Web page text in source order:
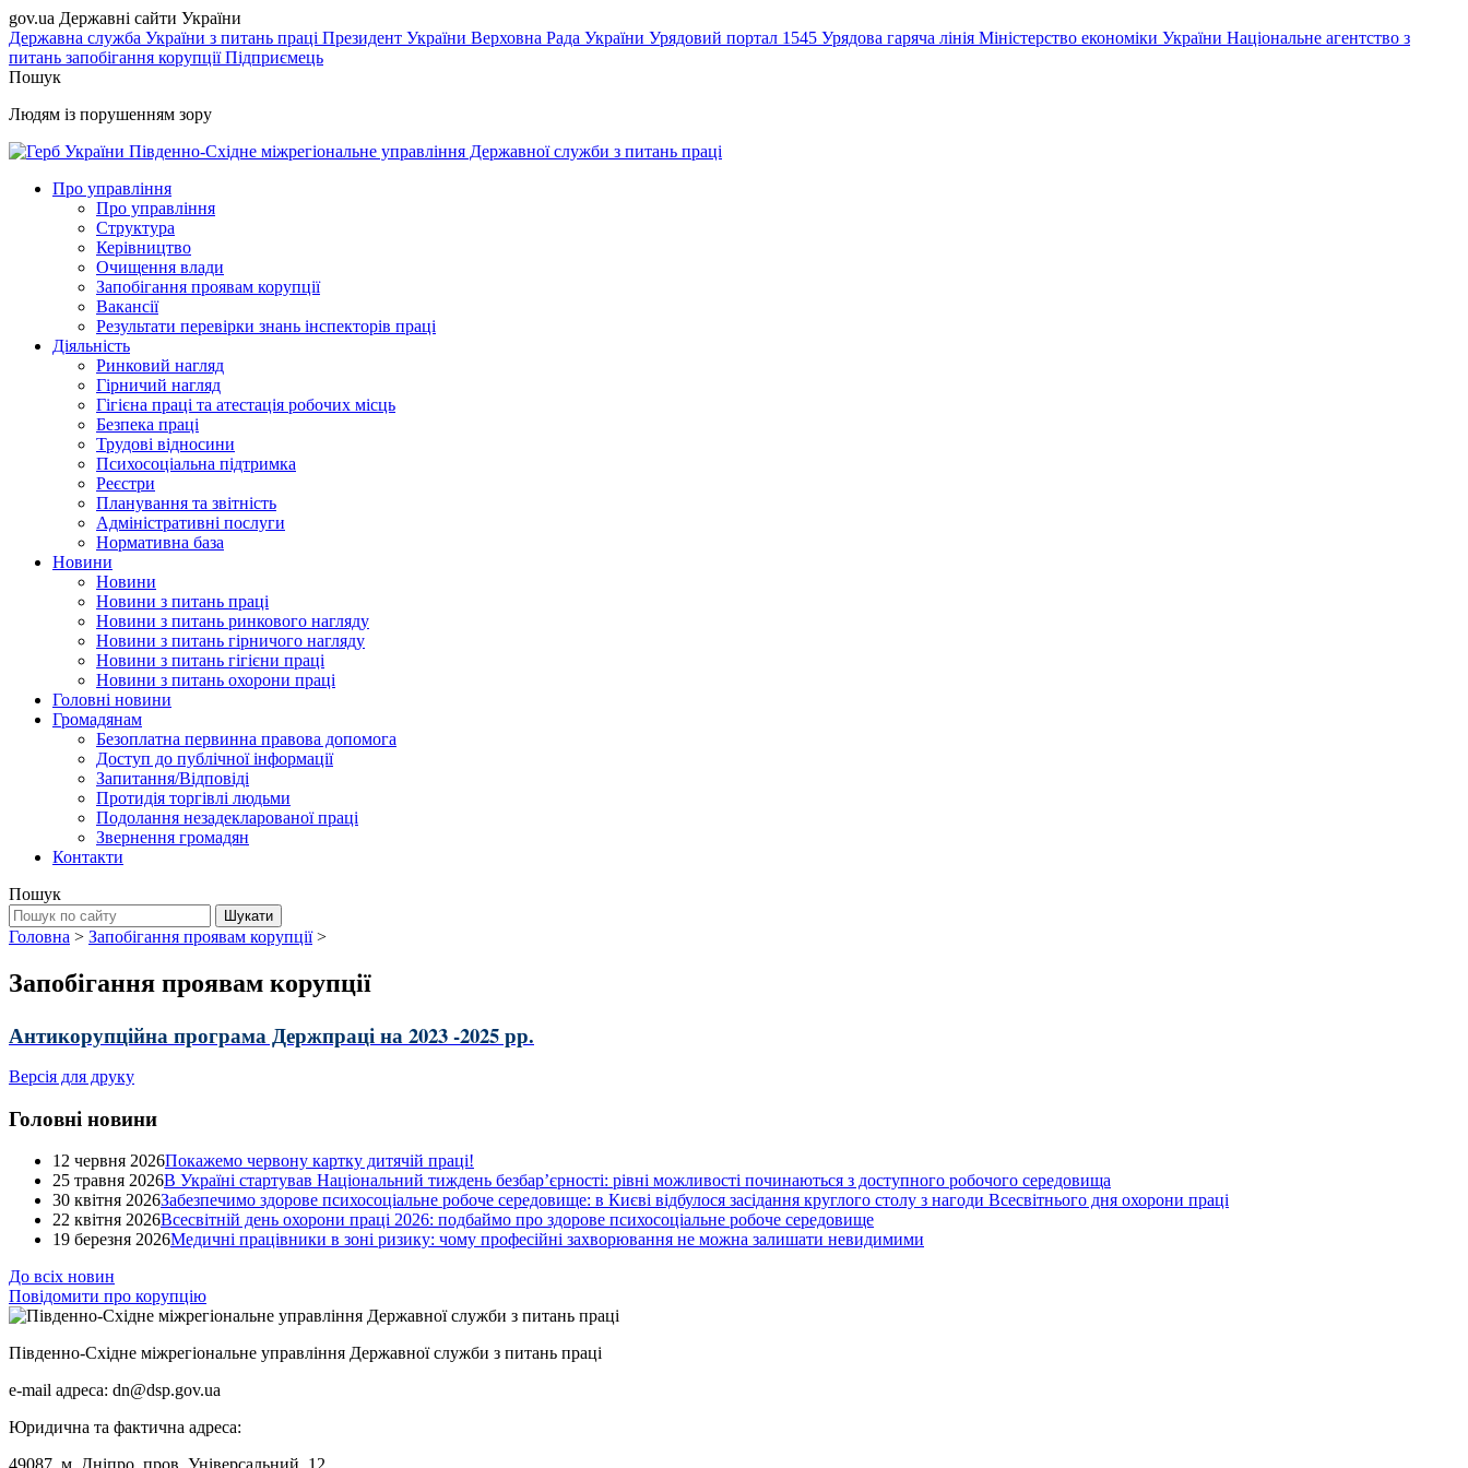
gov.ua Державні сайти України
Державна служба України з питань праці Президент України Верховна Рада України Урядовий портал 1545 Урядова гаряча лінія Міністерство економіки України Національне агентство з
питань запобігання корупціїПідприємець
Пошук
Людям із порушенням зору
Південно-Східне міжрегіональне управління Державної служби з питань праці
Про управління
Про управління
Структура
Керівництво
Очищення влади
Запобігання проявам корупції
Вакансії
Результати перевірки знань інспекторів праці
Діяльність
Ринковий нагляд
Гірничий нагляд
Гігієна праці та атестація робочих місць
Безпека праці
Трудові відносини
Психосоціальна підтримка
Реєстри
Планування та звітність
Адміністративні послуги
Нормативна база
Новини
Новини
Новини з питань праці
Новини з питань ринкового нагляду
Новини з питань гірничого нагляду
Новини з питань гігієни праці
Новини з питань охорони праці
Головні новини
Громадянам
Безоплатна первинна правова допомога
Доступ до публічної інформації
Запитання/Відповіді
Протидія торгівлі людьми
Подолання незадекларованої праці
Звернення громадян
Контакти
Пошук
Головна > Запобігання проявам корупції>
Запобігання проявам корупції
Антикорупційна програма Держпраці на 2023 -2025 рр.
Версія для друку
Головні новини
12 червня 2026Покажемо червону картку дитячій праці!
25 травня 2026В Україні стартував Національний тиждень безбар’єрності: рівні можливості починаються з доступного робочого середовища
30 квітня 2026Забезпечимо здорове психосоціальне робоче середовище: в Києві відбулося засідання круглого столу з нагоди Всесвітнього дня охорони праці
22 квітня 2026Всесвітній день охорони праці 2026: подбаймо про здорове психосоціальне робоче середовище
19 березня 2026Медичні працівники в зоні ризику: чому професійні захворювання не можна залишати невидимими
До всіх новин
Повідомити про корупцію
Південно-Східне міжрегіональне управління Державної служби з питань праці
e-mail адреса: dn@dsp.gov.ua
Юридична та фактична адреса: